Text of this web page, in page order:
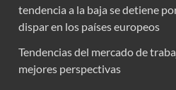
tendencia a la baja se detiene
dispar en los países europeos
Tendencias del mercado de
mejores perspectivas